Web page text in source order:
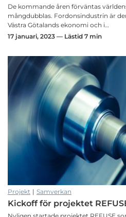
De kommande åren förväntas
mångdubblas. Fordonsindustrin är
Västra Götalands ekonomi och i…
17 januari, 2023 — Lästid 7 min
Projekt | Samverkan
Kickoff för projektet